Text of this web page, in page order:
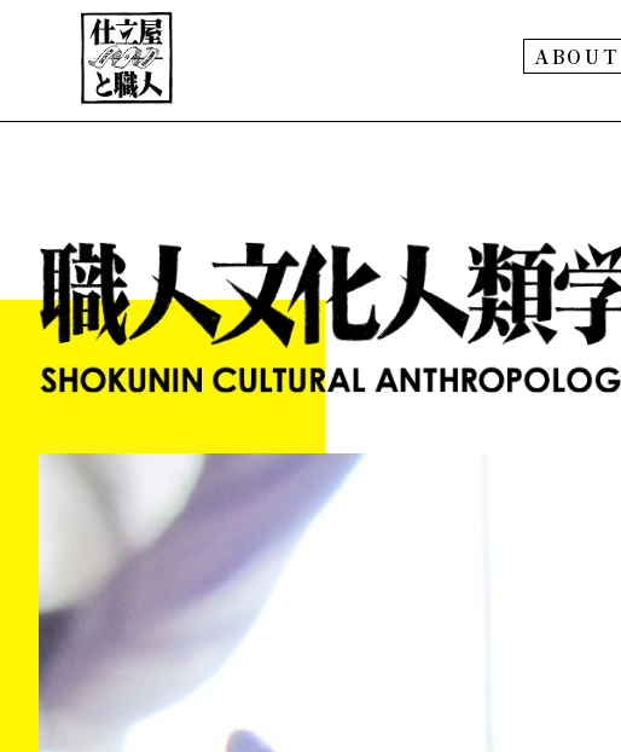
ABOUT
ABOUT
PORTFOLIO
職人文化人類学
EC STORE
CONTACT